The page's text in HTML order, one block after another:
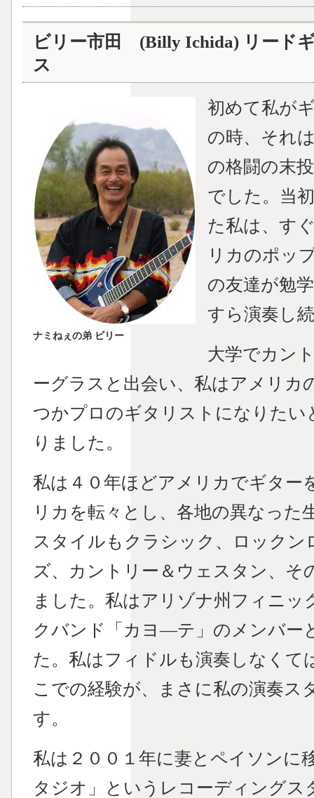
ビリー市田 (Billy Ichida) リード
ス
ナミねぇの弟 ビリー
初めて私が
の時、それ
の格闘の末
でした。当
た私は、す
リカのポッ
の友達が勉
すら演奏し
大学でカン
ーグラスと出会い、私はアメリカ
つかプロのギタリストになりた
りました。
私は４０年ほどアメリカでギター
リカを転々とし、各地の異なった
スタイルもクラシック、ロックン
ズ、カントリー＆ウェスタン、そ
ました。私はアリゾナ州フィニッ
クバンド「カヨ―テ」のメンバー
た。私はフィドルも演奏しなくて
こでの経験が、まさに私の演奏ス
す。
私は２００１年に妻とペイソンに
タジオ」というレコーディング